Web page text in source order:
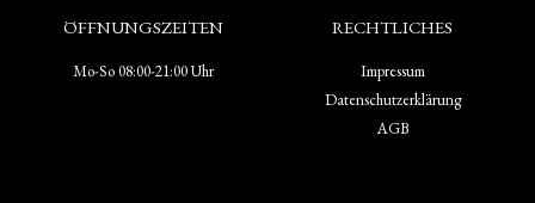
ÖFFNUNGSZEITEN
Mo-So 08:00-21:00 Uhr
RECHTLICHES
Impressum
Datenschutzerklärung
AGB